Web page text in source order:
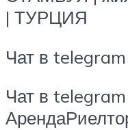
| ТУРЦИЯ
Чат в
Чат в